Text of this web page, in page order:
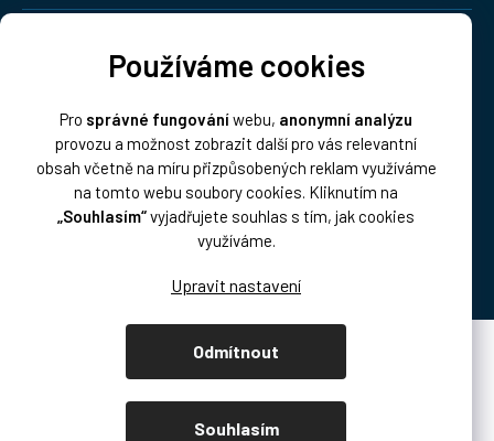
Používáme cookies
Pro správné fungováníwebu, anonymní analýzu
provozu a možnost zobrazit další pro vás relevantní
obsah včetně na míru přizpůsobených reklam využíváme
na tomto webu soubory cookies. Kliknutím na
„Souhlasím“vyjadřujete souhlas s tím, jak cookies
využíváme.
Odmítnout
Souhlasím
Platba:
Copyright 2026 . Všechna práva vyhrazena.
Upravit nastavení cookies